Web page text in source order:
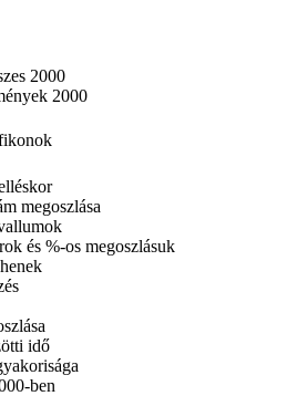
2000
2000
megoszlása
és %-os megoszlásuk
idő
ben